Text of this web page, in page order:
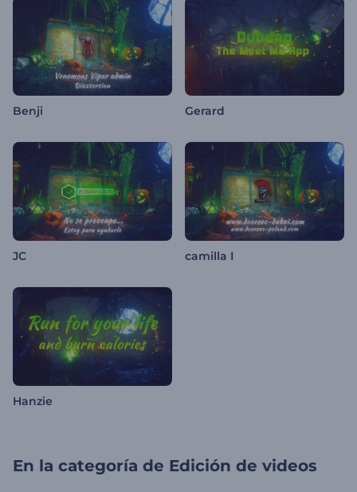
Benji Gerard
JC camilla I
Hanzie
En la categoría de Edición de videos